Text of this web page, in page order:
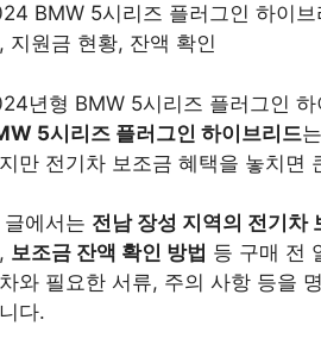
BMW 5시리즈 플러그인 하이
지원금 현황, 잔액 확인
년형 BMW 5시리즈 플러그인
5시리즈 플러그인 하이브리드
만 전기차 보조금 혜택을 놓치면
글에서는 전남 장성 지역의 전기차
, 보조금 잔액 확인 방법 등 구매 전
와 필요한 서류, 주의 사항 등을
다.